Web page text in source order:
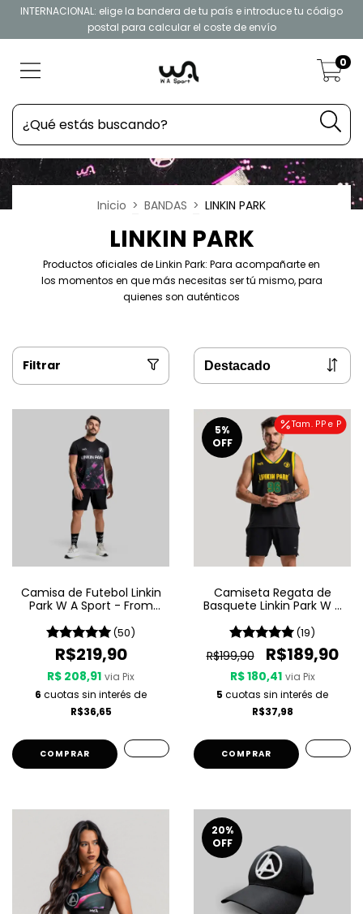
INTERNACIONAL: elige la bandera de tu país e introduce tu código
postal para calcular el coste de envío
0
Inicio > BANDAS > LINKIN PARK
LINKIN PARK
Productos oficiales de Linkin Park: Para acompañarte en
los momentos en que más necesitas ser tú mismo, para
quienes son auténticos
Filtrar
Camisa de Futebol Linkin
Park W A Sport - From
(50)
R$219,90
R$ 208,91 via Pix
6 cuotas sin interés de
R$36,65
COMPRAR
Tam. PP e P
5%
OFF
Camiseta Regata de
Basquete Linkin Park W A
(19)
R$199,90 R$189,90
R$ 180,41 via Pix
5 cuotas sin interés de
R$37,98
COMPRAR
20%
OFF